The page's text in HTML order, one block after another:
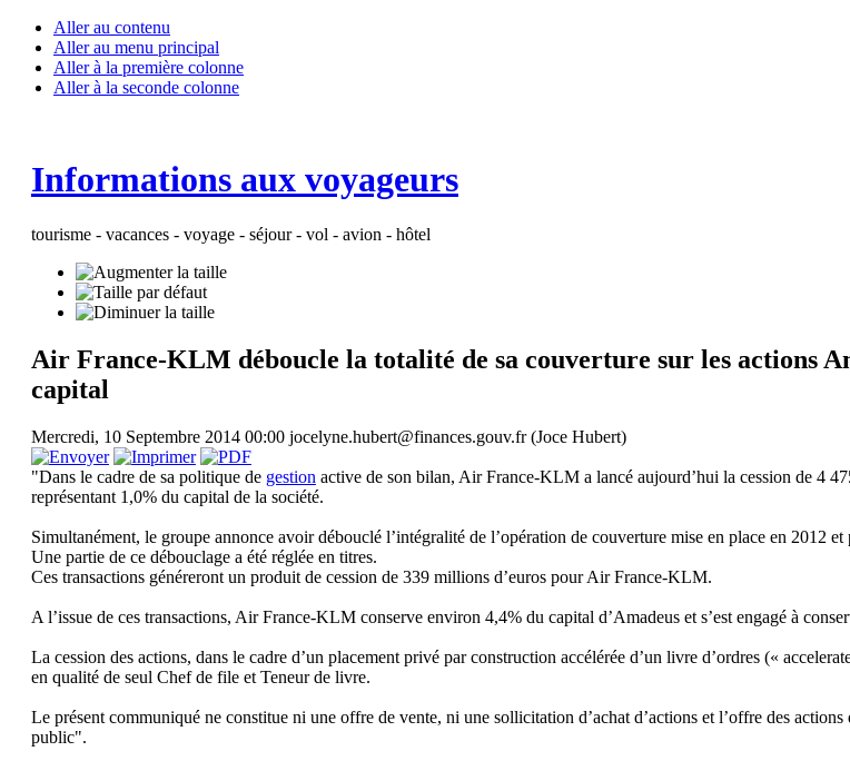
Aller au contenu
Aller au menu principal
Aller à la première colonne
Aller à la seconde colonne
Informations aux voyageurs
tourisme - vacances - voyage - séjour - vol - avion - hôtel
Air France-KLM déboucle la totalité de sa couverture sur les actions
capital
Mercredi, 10 Septembre 2014 00:00 jocelyne.hubert@finances.gouv.fr (Joce Hubert)
"Dans le cadre de sa politique de gestion active de son bilan, Air France-KLM a lancé aujourd’hui la cession de 4
représentant 1,0% du capital de la société.
Simultanément, le groupe annonce avoir débouclé l’intégralité de l’opération de couverture mise en place en 2012
Une partie de ce débouclage a été réglée en titres.
Ces transactions généreront un produit de cession de 339 millions d’euros pour Air France-KLM.
A l’issue de ces transactions, Air France-KLM conserve environ 4,4% du capital d’Amadeus et s’est engagé à
La cession des actions, dans le cadre d’un placement privé par construction accélérée d’un livre d’ordres («
en qualité de seul Chef de file et Teneur de livre.
Le présent communiqué ne constitue ni une offre de vente, ni une sollicitation d’achat d’actions et l’offre des
public".